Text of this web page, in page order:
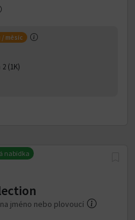
/ měsíc
(1K)
nabídka
na jméno nebo plovoucí